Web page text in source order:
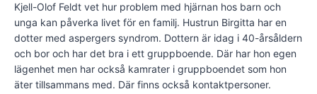
Kjell-Olof Feldt vet hur problem med hjärnan hos barn och
unga kan påverka livet för en familj. Hustrun Birgitta har en
dotter med aspergers syndrom. Dottern är idag i 40-årsåldern
och bor och har det bra i ett gruppboende. Där har hon egen
lägenhet men har också kamrater i gruppboendet som hon
äter tillsammans med. Där finns också kontaktpersoner.